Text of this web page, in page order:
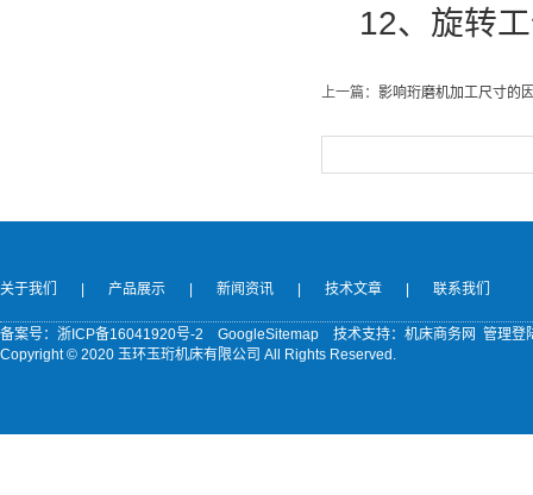
12、旋转工
上一篇： 影响珩磨机加工尺寸的
关于我们 产品展示 新闻资讯 技术文章 联系我们
备案号： 浙ICP备16041920号-2 GoogleSitemap 技术支持：机床商务网 管理登
Copyright © 2020 玉环玉珩机床有限公司 All Rights Reserved.